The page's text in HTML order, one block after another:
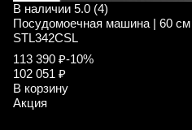
В наличии 5.0 (4)
Посудомоечная машина | 60 см
STL342CSL
113 390 ₽-10%
102 051 ₽
В корзину
Акция